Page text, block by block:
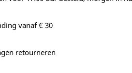
vanaf € 30
retourneren